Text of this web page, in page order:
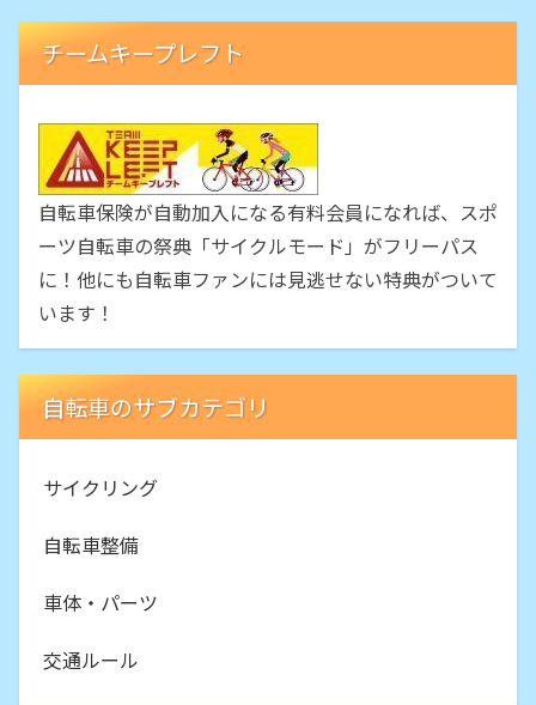
チームキープレフト
自転車保険が自動加入になる有料会員になれば、スポ
ーツ自転車の祭典「サイクルモード」がフリーパス
に！他にも自転車ファンには見逃せない特典がついて
います！
自転車のサブカテゴリ
サイクリング
自転車整備
車体・パーツ
交通ルール